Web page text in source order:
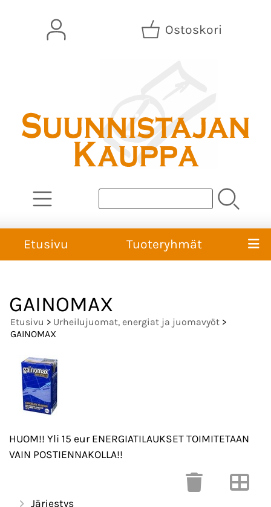
Ostoskori
Etusivu Tuoteryhmät
GAINOMAX
Etusivu > Urheilujuomat, energiat ja juomavyöt >
GAINOMAX
HUOM!! Yli 15 eur ENERGIATILAUKSET TOIMITETAAN
VAIN POSTIENNAKOLLA!!
Järjestys